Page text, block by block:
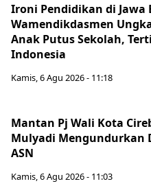
Ironi Pendidikan di Jawa
Wamendikdasmen
Anak Putus Sekolah,
Indonesia
Kamis, 6 Agu 2026 - 11:18
Mantan Pj Wali Kota
Mulyadi Mengundurkan
ASN
Kamis, 6 Agu 2026 - 11:03